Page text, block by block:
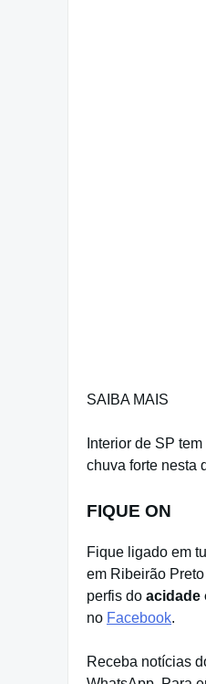
SAIBA MAIS
Interior de SP
chuva forte nesta
FIQUE ON
Fique ligado em
em Ribeirão
perfis do acidade
no Facebook.
Receba notícias